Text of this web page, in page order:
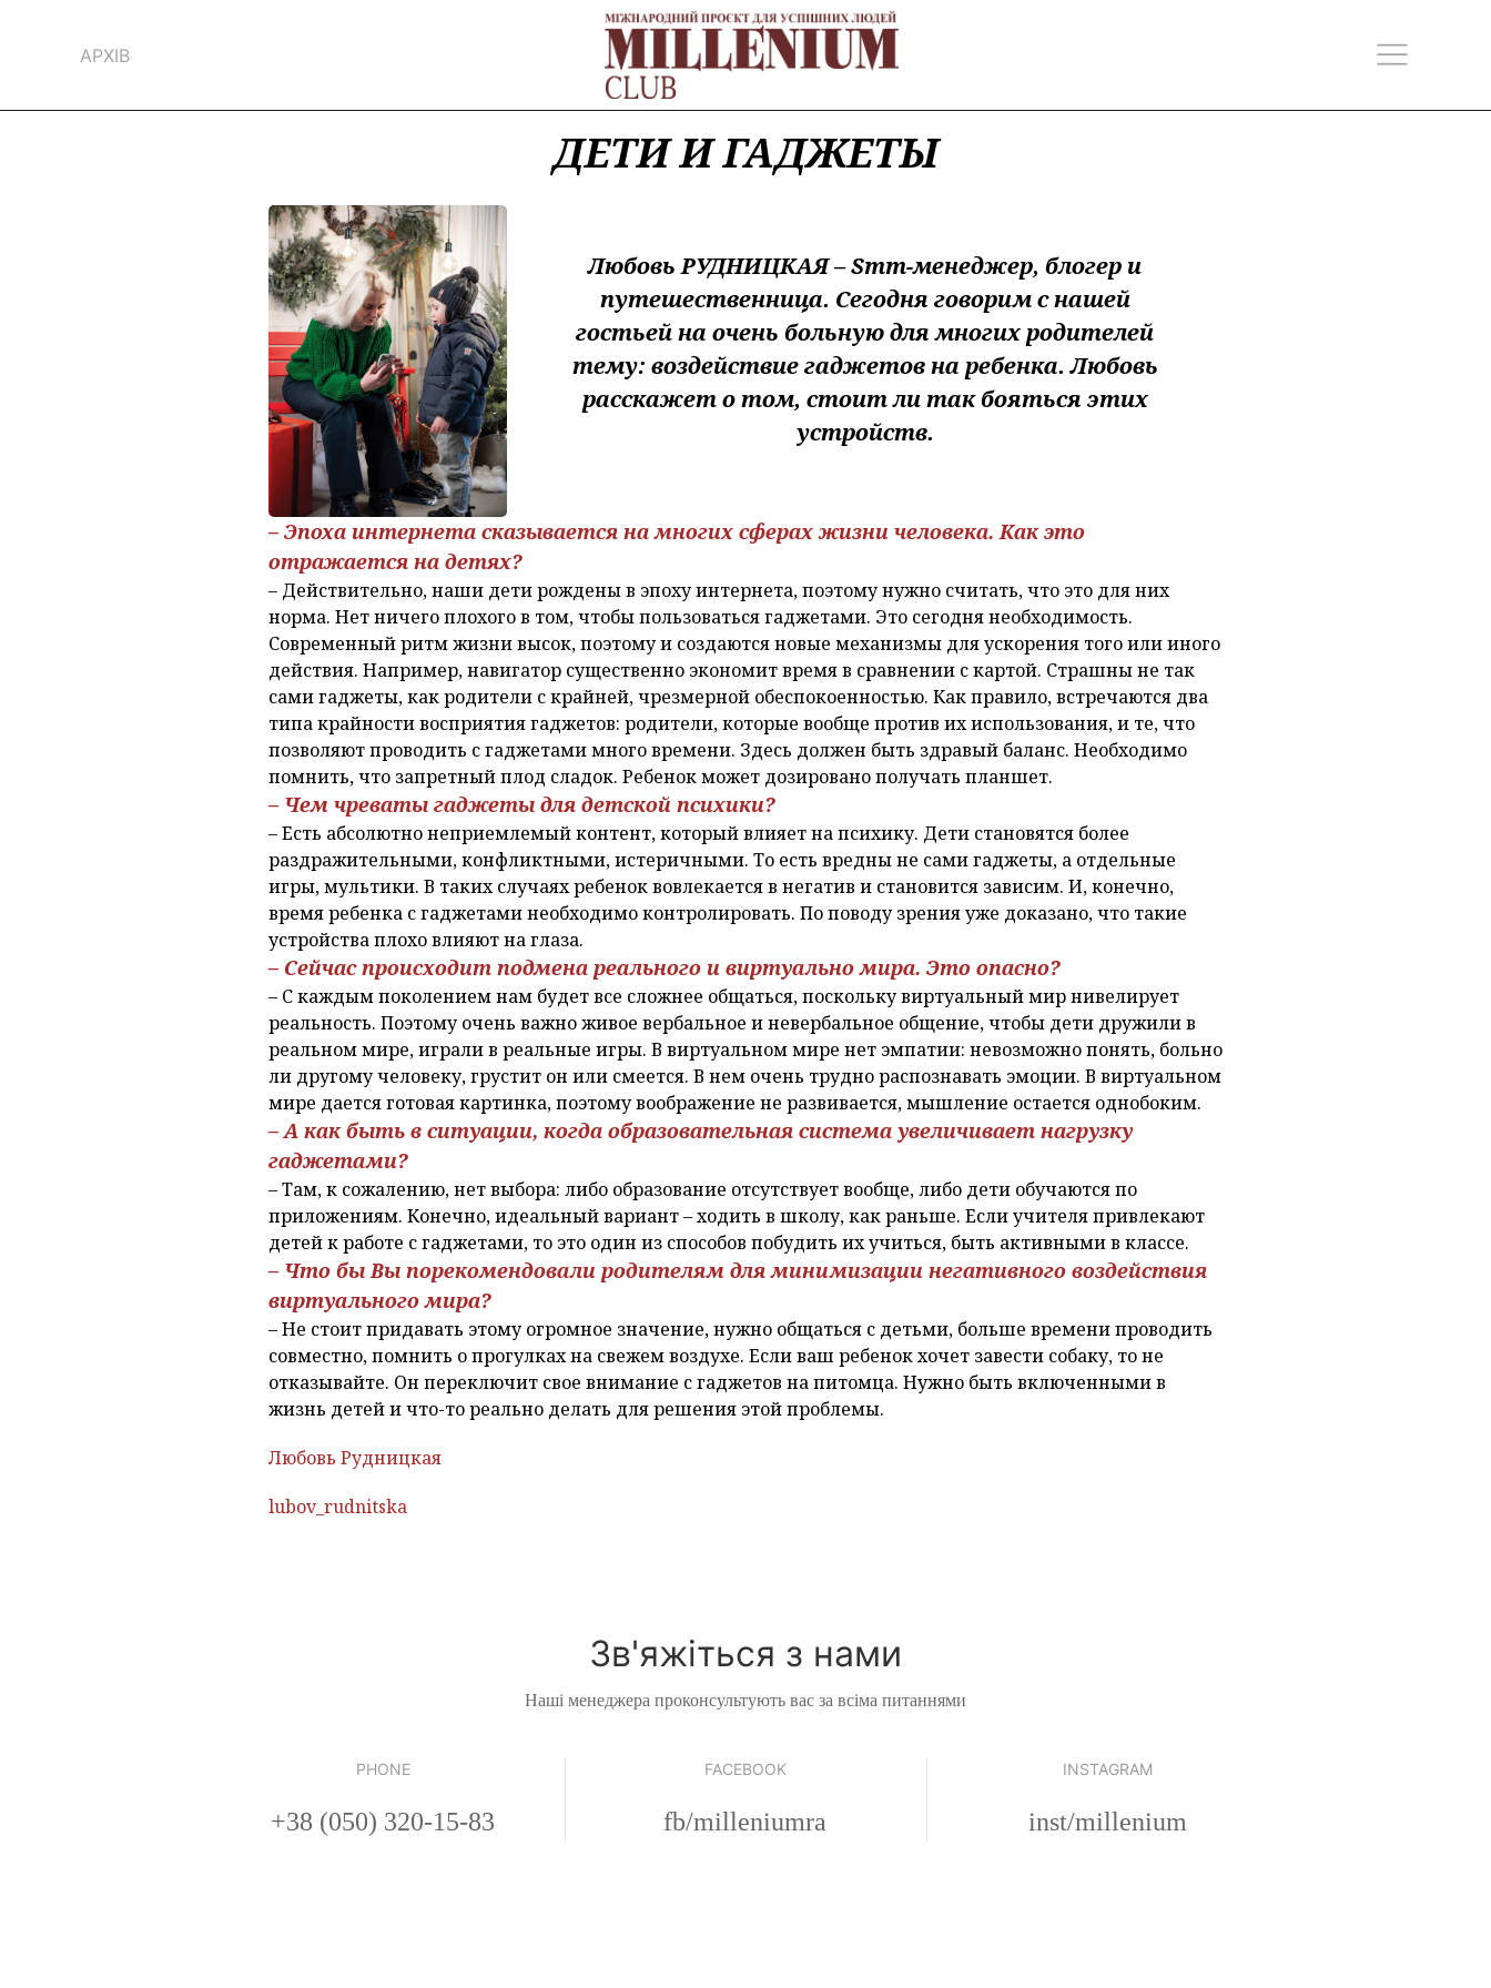
АРХІВ
ДЕТИ И ГАДЖЕТЫ
Любовь РУДНИЦКАЯ – Smm-менеджер, блогер и
путешественница. Сегодня говорим с нашей
гостьей на очень больную для многих родителей
тему: воздействие гаджетов на ребенка. Любовь
расскажет о том, стоит ли так бояться этих
устройств.
– Эпоха интернета сказывается на многих сферах жизни человека. Как это
отражается на детях?
– Действительно, наши дети рождены в эпоху интернета, поэтому нужно считать, что это для них
норма. Нет ничего плохого в том, чтобы пользоваться гаджетами. Это сегодня необходимость.
Современный ритм жизни высок, поэтому и создаются новые механизмы для ускорения того или иного
действия. Например, навигатор существенно экономит время в сравнении с картой. Страшны не так
сами гаджеты, как родители с крайней, чрезмерной обеспокоенностью. Как правило, встречаются два
типа крайности восприятия гаджетов: родители, которые вообще против их использования, и те, что
позволяют проводить с гаджетами много времени. Здесь должен быть здравый баланс. Необходимо
помнить, что запретный плод сладок. Ребенок может дозировано получать планшет.
– Чем чреваты гаджеты для детской психики?
– Есть абсолютно неприемлемый контент, который влияет на психику. Дети становятся более
раздражительными, конфликтными, истеричными. То есть вредны не сами гаджеты, а отдельные
игры, мультики. В таких случаях ребенок вовлекается в негатив и становится зависим. И, конечно,
время ребенка с гаджетами необходимо контролировать. По поводу зрения уже доказано, что такие
устройства плохо влияют на глаза.
– Сейчас происходит подмена реального и виртуально мира. Это опасно?
– С каждым поколением нам будет все сложнее общаться, поскольку виртуальный мир нивелирует
реальность. Поэтому очень важно живое вербальное и невербальное общение, чтобы дети дружили в
реальном мире, играли в реальные игры. В виртуальном мире нет эмпатии: невозможно понять, больно
ли другому человеку, грустит он или смеется. В нем очень трудно распознавать эмоции. В виртуальном
мире дается готовая картинка, поэтому воображение не развивается, мышление остается однобоким.
– А как быть в ситуации, когда образовательная система увеличивает нагрузку
гаджетами?
– Там, к сожалению, нет выбора: либо образование отсутствует вообще, либо дети обучаются по
приложениям. Конечно, идеальный вариант – ходить в школу, как раньше. Если учителя привлекают
детей к работе с гаджетами, то это один из способов побудить их учиться, быть активными в классе.
– Что бы Вы порекомендовали родителям для минимизации негативного воздействия
виртуального мира?
– Не стоит придавать этому огромное значение, нужно общаться с детьми, больше времени проводить
совместно, помнить о прогулках на свежем воздухе. Если ваш ребенок хочет завести собаку, то не
отказывайте. Он переключит свое внимание с гаджетов на питомца. Нужно быть включенными в
жизнь детей и что-то реально делать для решения этой проблемы.
Любовь Рудницкая
lubov_rudnitska
Зв'яжіться з нами
Наші менеджера проконсультують вас за всіма питаннями
PHONE
+38 (050) 320-15-83
FACEBOOK
fb/milleniumra
INSTAGRAM
inst/millenium